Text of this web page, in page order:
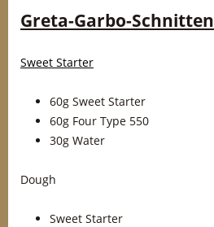
Greta-Garbo-Schnitten
Sweet Starter
60g Sweet Starter
60g Four Type 550
30g Water
Dough
Sweet Starter